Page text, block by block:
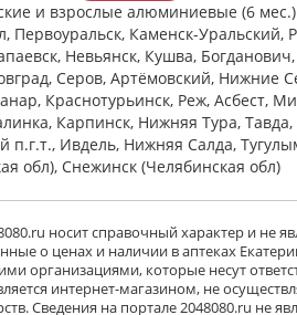
и взрослые алюминиевые (6 мес.)
Первоуральск, Каменск-Уральский,
Невьянск, Кушва,
Серов, Артёмовский, Нижние
Краснотурьинск, Реж, Асбест,
Карпинск, Нижняя Тура, Тавда,
п.г.т., Ивдель, Нижняя Салда,
обл), Снежинск (Челябинская обл)
носит справочный характер и не
о ценах и наличии в аптеках
организациями, которые несут
интернет-магазином, не
Сведения на портале 2048080.ru не